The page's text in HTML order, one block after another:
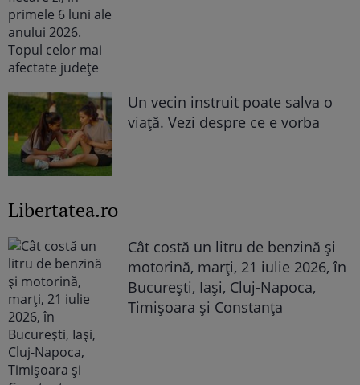
Un vecin instruit poate salva o
viață. Vezi despre ce e vorba
Libertatea.ro
Cât costă un litru de benzină și
motorină, marți, 21 iulie 2026, în
București, Iași, Cluj-Napoca,
Timișoara și Constanța